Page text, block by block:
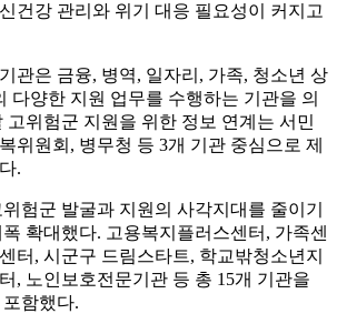
건강 관리와 위기 대응 필요성이 커지고
관은 금융, 병역, 일자리, 가족, 청소년 상
다양한 지원 업무를 수행하는 기관을 의
고위험군 지원을 위한 정보 연계는 서민
위원회, 병무청 등 3개 기관 중심으로 제
.
험군 발굴과 지원의 사각지대를 줄이기
확대했다. 고용복지플러스센터, 가족센
터, 시군구 드림스타트, 학교밖청소년지
, 노인보호전문기관 등 총 15개 기관을
함했다.